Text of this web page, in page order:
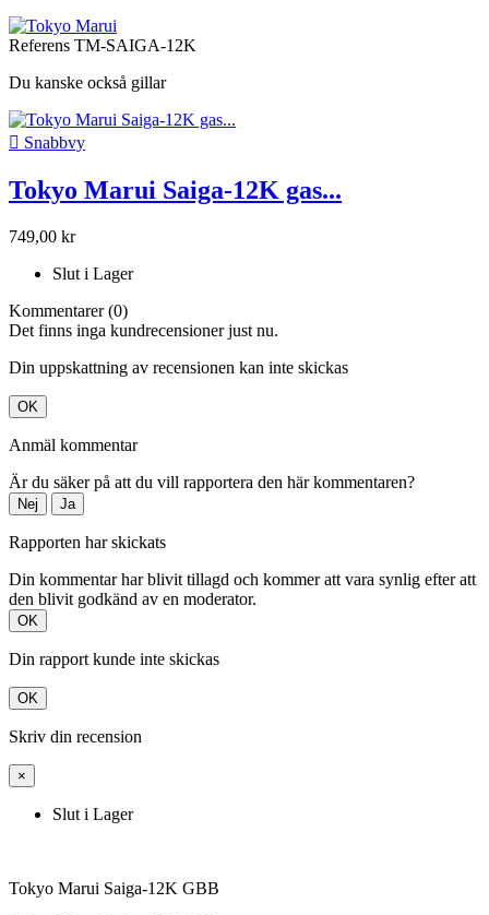
Referens TM-SAIGA-12K
Du kanske också gillar
 Snabbvy
Tokyo Marui Saiga-12K gas...
749,00 kr
Slut i Lager
Kommentarer (0)
Det finns inga kundrecensioner just nu.
Din uppskattning av recensionen kan inte skickas
OK
Anmäl kommentar
Är du säker på att du vill rapportera den här kommentaren?
Nej Ja
Rapporten har skickats
Din kommentar har blivit tillagd och kommer att vara synlig efter att
den blivit godkänd av en moderator.
OK
Din rapport kunde inte skickas
OK
Skriv din recension
×
Slut i Lager
Tokyo Marui Saiga-12K GBB